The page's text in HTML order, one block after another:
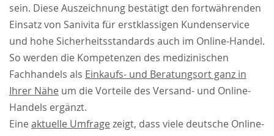
sein. Diese Auszeichnung bestätigt den fortwährenden
Einsatz von Sanivita für erstklassigen Kundenservice
und hohe Sicherheitsstandards auch im Online-Handel.
So werden die Kompetenzen des medizinischen
Fachhandels als Einkaufs- und Beratungsort ganz in
Ihrer Nähe um die Vorteile des Versand- und Online-
Handels ergänzt.
Eine aktuelle Umfrage zeigt, dass viele deutsche Online-